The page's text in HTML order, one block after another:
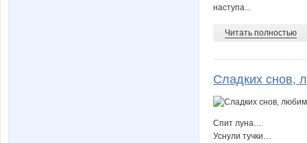
наступа...
Читать полностью
Сладких снов,
Спит луна…
Уснули тучки…